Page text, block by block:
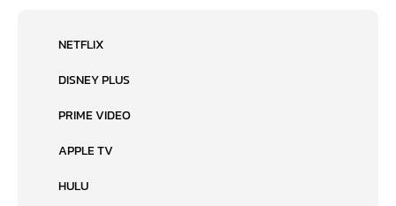
NETFLIX
DISNEY PLUS
PRIME VIDEO
APPLE TV
HULU